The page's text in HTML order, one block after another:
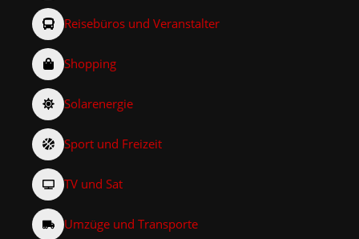
Reisebüros und Veranstalter
Shopping
Solarenergie
Sport und Freizeit
TV und Sat
Umzüge und Transporte